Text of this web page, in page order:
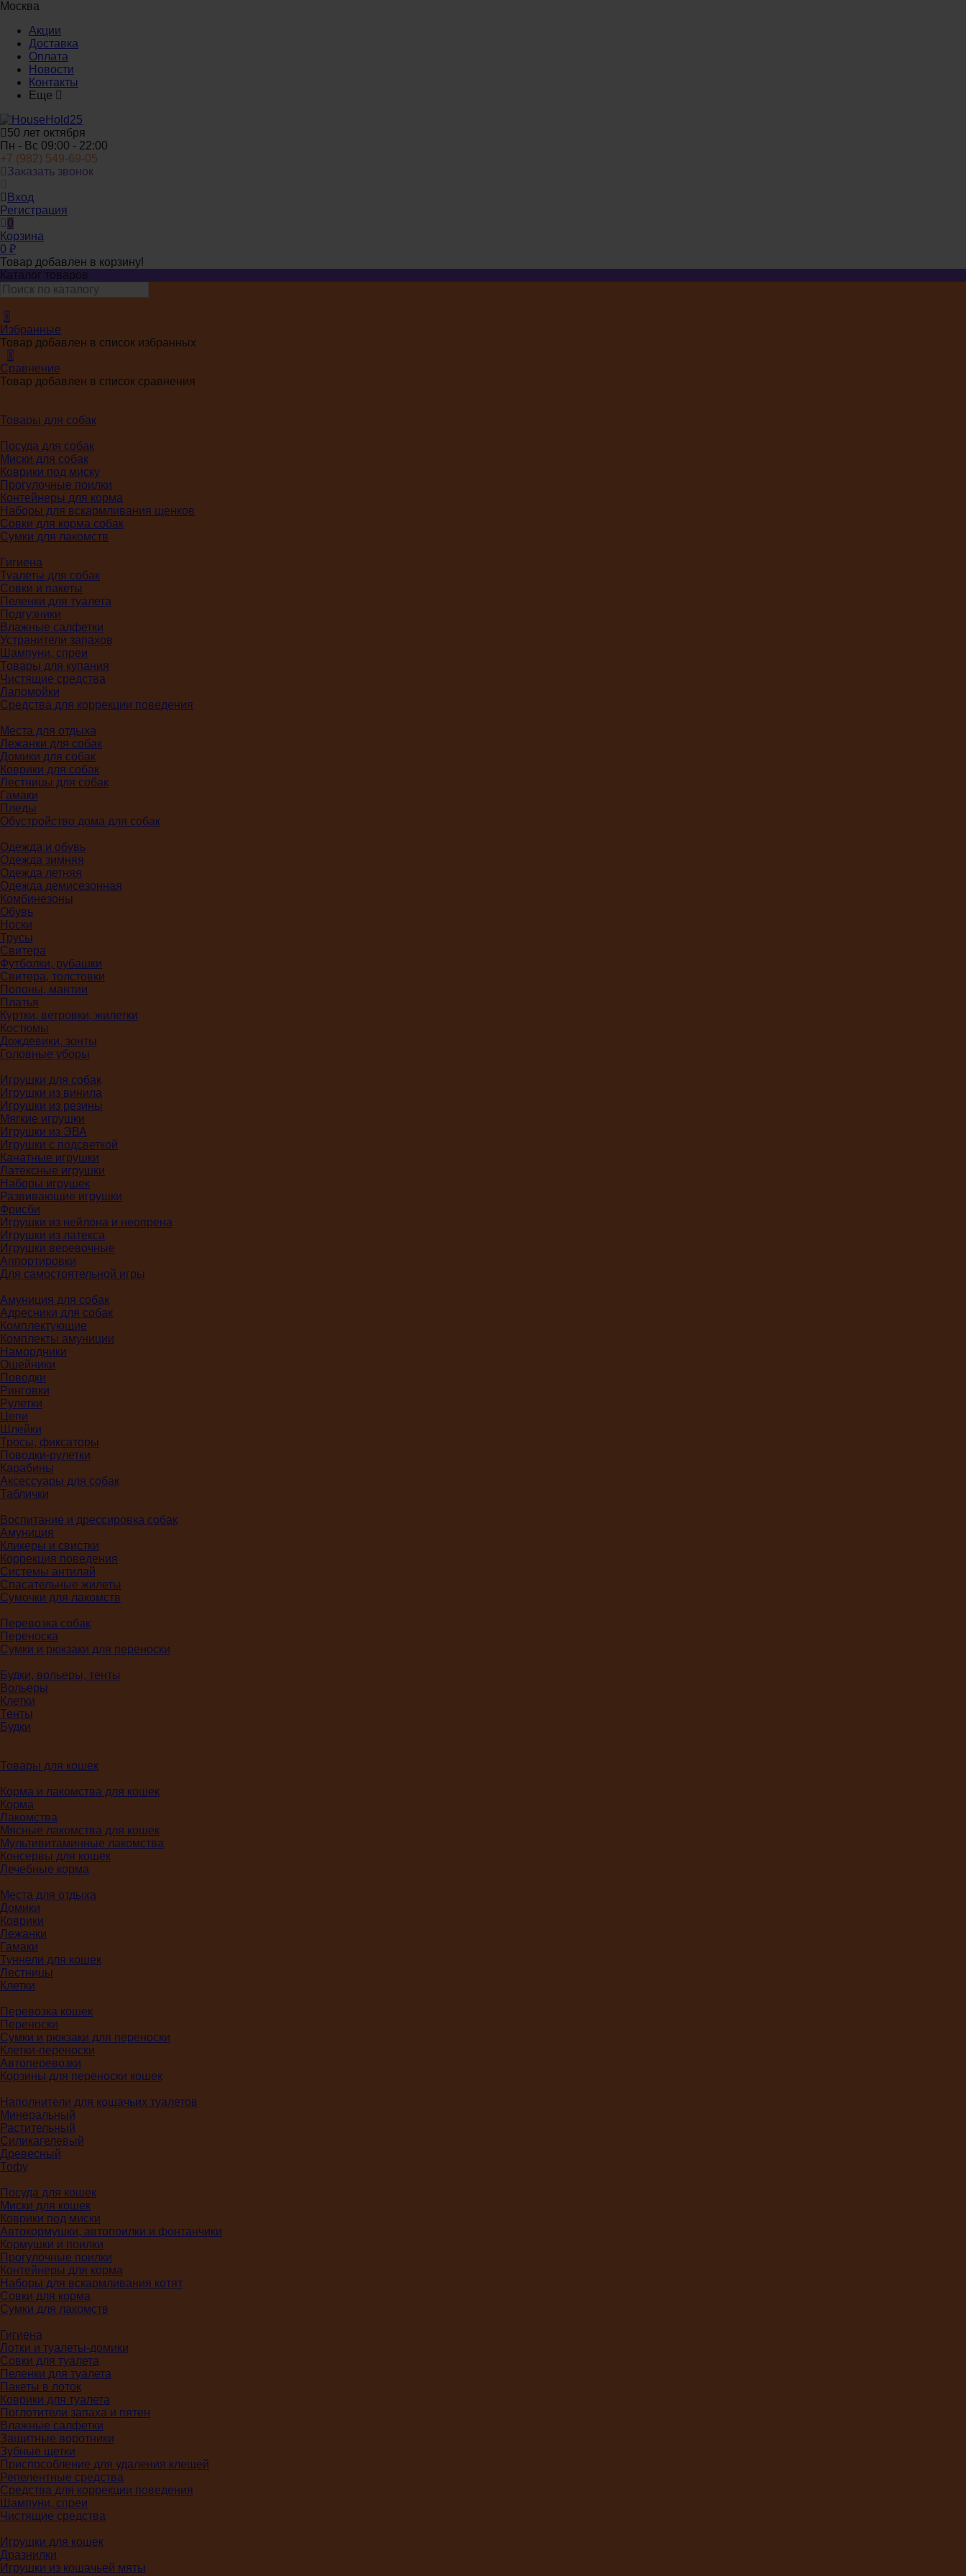
Москва
Акции
Доставка
Оплата
Новости
Контакты
Еще
50 лет октября
Пн - Вс 09:00 - 22:00
+7 (982) 549-69-05
Заказать звонок
Вход
Регистрация
0
Корзина
0 ₽
Товар добавлен в корзину!
Каталог товаров
0
Избранные
Товар добавлен в список избранных
0
Сравнение
Товар добавлен в список сравнения
Товары для собак
Посуда для собак
Миски для собак
Коврики под миску
Прогулочные поилки
Контейнеры для корма
Наборы для вскармливания щенков
Совки для корма собак
Сумки для лакомств
Гигиена
Туалеты для собак
Совки и пакеты
Пеленки для туалета
Подгузники
Влажные салфетки
Устранители запахов
Шампуни, спреи
Товары для купания
Чистящие средства
Лапомойки
Средства для коррекции поведения
Места для отдыха
Лежанки для собак
Домики для собак
Коврики для собак
Лестницы для собак
Гамаки
Пледы
Обустройство дома для собак
Одежда и обувь
Одежда зимняя
Одежда летняя
Одежда демисезонная
Комбинезоны
Обувь
Носки
Трусы
Свитера
Футболки, рубашки
Свитера, толстовки
Попоны, мантии
Платья
Куртки, ветровки, жилетки
Костюмы
Дождевики, зонты
Головные уборы
Игрушки для собак
Игрушки из винила
Игрушки из резины
Мягкие игрушки
Игрушки из ЭВА
Игрушки с подсветкой
Канатные игрушки
Латексные игрушки
Наборы игрушек
Развивающие игрушки
Фрисби
Игрушки из нейлона и неопрена
Игрушки из латекса
Игрушки веревочные
Аппортировки
Для самостоятельной игры
Амуниция для собак
Адресники для собак
Комплектующие
Комплекты амуниции
Намордники
Ошейники
Поводки
Ринговки
Рулетки
Цепи
Шлейки
Тросы, фиксаторы
Поводки-рулетки
Карабины
Аксессуары для собак
Таблички
Воспитание и дрессировка собак
Амуниция
Кликеры и свистки
Коррекция поведения
Системы антилай
Спасательные жилеты
Сумочки для лакомств
Перевозка собак
Переноска
Сумки и рюкзаки для переноски
Будки, вольеры, тенты
Вольеры
Клетки
Тенты
Будки
Товары для кошек
Корма и лакомства для кошек
Корма
Лакомства
Мясные лакомства для кошек
Мультивитаминные лакомства
Консервы для кошек
Лечебные корма
Места для отдыха
Домики
Коврики
Лежанки
Гамаки
Туннели для кошек
Лестницы
Клетки
Перевозка кошек
Переноски
Сумки и рюкзаки для переноски
Клетки-переноски
Автоперевозки
Корзины для переноски кошек
Наполнители для кошачьих туалетов
Минеральный
Растительный
Силикагелевый
Древесный
Тофу
Посуда для кошек
Миски для кошек
Коврики под миски
Автокормушки, автопоилки и фонтанчики
Кормушки и поилки
Прогулочные поилки
Контейнеры для корма
Наборы для вскармливания котят
Совки для корма
Сумки для лакомств
Гигиена
Лотки и туалеты-домики
Совки для туалета
Пеленки для туалета
Пакеты в лоток
Коврики для туалета
Поглотители запаха и пятен
Влажные салфетки
Защитные воротники
Зубные щетки
Приспособление для удаления клещей
Репелентные средства
Средства для коррекции поведения
Шампуни, спреи
Чистящие средства
Игрушки для кошек
Дразнилки
Игрушки из кошачьей мяты